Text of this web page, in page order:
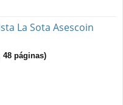
La Sota Asescoin
48 páginas)